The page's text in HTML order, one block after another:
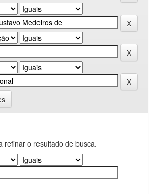
refinar o resultado de busca.